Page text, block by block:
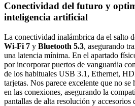
Conectividad del futuro y
inteligencia artificial
La conectividad inalámbrica da el salto
Wi-Fi 7 y Bluetooth 5.3, asegurando
una latencia mínima. En el apartado
por incorporar puertos de vanguardia
de los habituales USB 3.1, Ethernet,
tarjetas. Nos parece excelente que no se
en las conexiones, asegurando la
pantallas de alta resolución y accesorios